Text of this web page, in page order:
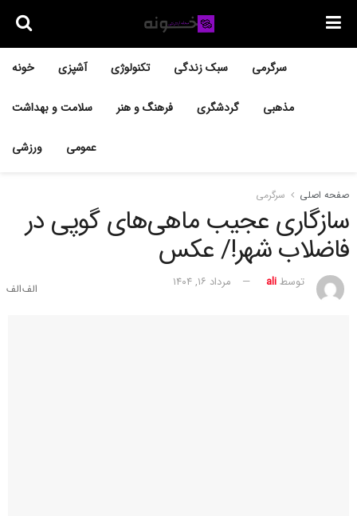
خونه آشپزی تکنولوژی سبک زندگی سرگرمی
سلامت و بهداشت فرهنگ و هنر گردشگری مذهبی
ورزشی عمومی
صفحه اصلی سرگرمی
سازگاری عجیب ماهی‌های گوپی در
فاضلاب شهر!/ عکس
توسطali مرداد ۱۶, ۱۴۰۴